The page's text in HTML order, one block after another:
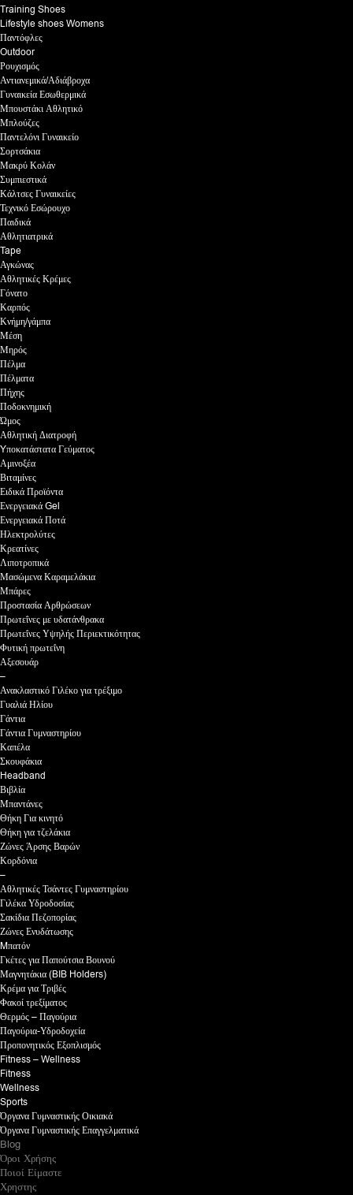
Training Shoes
Lifestyle shoes Womens
Παντόφλες
Outdoor
Ρουχισμός
Αντιανεμικά/Αδιάβροχα
Γυναικεία Εσωθερμικά
Μπουστάκι Αθλητικό
Μπλούζες
Παντελόνι Γυναικείο
Σορτσάκια
Μακρύ Κολάν
Συμπιεστικά
Κάλτσες Γυναικείες
Τεχνικό Εσώρουχο
Παιδικά
Αθλητιατρικά
Tape
Αγκώνας
Αθλητικές Κρέμες
Γόνατο
Καρπός
Κνήμη/γάμπα
Μέση
Μηρός
Πέλμα
Πέλματα
Πήχης
Ποδοκνημική
Ώμος
Αθλητική Διατροφή
Yποκατάστατα Γεύματος
Αμινοξέα
Βιταμίνες
Ειδικά Προϊόντα
Ενεργειακά Gel
Ενεργειακά Ποτά
Ηλεκτρολύτες
Κρεατίνες
Λιποτροπικά
Μασώμενα Καραμελάκια
Μπάρες
Προστασία Αρθρώσεων
Πρωτεΐνες με υδατάνθρακα
Πρωτεΐνες Υψηλής Περιεκτικότητας
Φυτική πρωτεΐνη
Αξεσουάρ
–
Ανακλαστικό Γιλέκο για τρέξιμο
Γυαλιά Ηλίου
Γάντια
Γάντια Γυμναστηρίου
Καπέλα
Σκουφάκια
Headband
Βιβλία
Μπαντάνες
Θήκη Για κινητό
Θήκη για τζελάκια
Ζώνες Άρσης Βαρών
Κορδόνια
–
Αθλητικές Τσάντες Γυμναστηρίου
Γιλέκα Υδροδοσίας
Σακίδια Πεζοπορίας
Ζώνες Ενυδάτωσης
Mπατόν
Γκέτες για Παπούτσια Βουνού
Μαγνητάκια (BIB Holders)
Κρέμα για Τριβές
Φακοί τρεξίματος
Θερμός – Παγούρια
Παγούρια-Υδροδοχεία
Προπονητικός Εξοπλισμός
Fitness – Wellness
Fitness
Wellness
Sports
Όργανα Γυμναστικής Οικιακά
Όργανα Γυμναστικής Επαγγελματικά
Blog
Όροι Χρήσης
Ποιοί Είμαστε
Χρηστης